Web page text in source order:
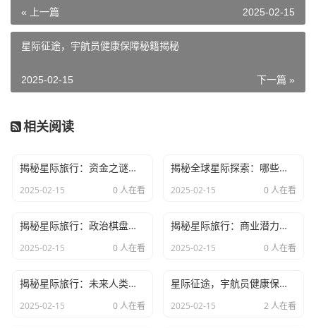
雷德利·斯科特的《银翼杀手》是一部具有里程碑意义的科幻
电影。它描绘了一个充满高科技的黑暗未来，探讨了人类与
《黑客帝国》系列以其独特的视觉效果和深刻的哲学思考而
中的觉醒和反抗。
1. 想象力丰富
« 上一篇 2025-02-15
星际征途，宇航员健康保障秘籍揭秘
下一篇 »
2025-02-15
相关阅读
揭秘星际旅行：资金之谜，梦想与现实的距离有多远？
2025-02-15 0 人在看
揭秘全球星际探索：哪些国家在宇宙征途上并肩前行
2025-02-15 0 人在看
揭秘星际旅行：政治棋盘上的新星辰
2025-02-15 0 人在看
揭秘星际旅行：商业潜力无限，未来财富新航标
2025-02-15 0 人在看
揭秘星际旅行：未来人类生活的全新篇章
2025-02-15 0 人在看
星际征途，宇航员健康保障秘籍揭秘
2025-02-15 2 人在看